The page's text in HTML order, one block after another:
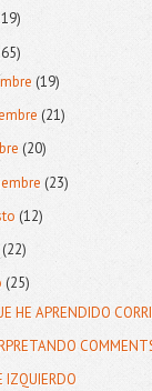
(19)
(21)
(20)
(23)
(12)
(22)
(25)
HE APRENDIDO
IZQUIERDO